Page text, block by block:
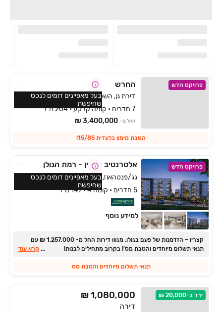
פרויקט חדש החרש
דירת גן, השכונה המערבית, מגדל העמק
7 חדרים • קומה קרקע • 204 מ״ר
החל מ- 3,400,000 ₪
הטבת מימון בלעדית 15/85!
בעל מאפיינים דומים לנכס
שחיפשת
פרויקט חדש אלטרנטיב קצרין - רמת הגולן
גג/פנטהאוז, גמלא, קצרין
5 חדרים • קומה 4 • 147 מ״ר
למידע נוסף
קצרין ‏– הזדמנות של פעם בגולן. ‏מגוון דירות החל מ- ‏1,257,000 ‏₪ עם
תנאי תשלום מיוחדים והטבת מס'! בקרוב מתחילים לבנות!
... קרא עוד
תנאי תשלום מיוחדים והטבת מס
בעל מאפיינים דומים לנכס
שחיפשת
ירד ב-20,000 ₪ ₪ 1,080,000
דירה